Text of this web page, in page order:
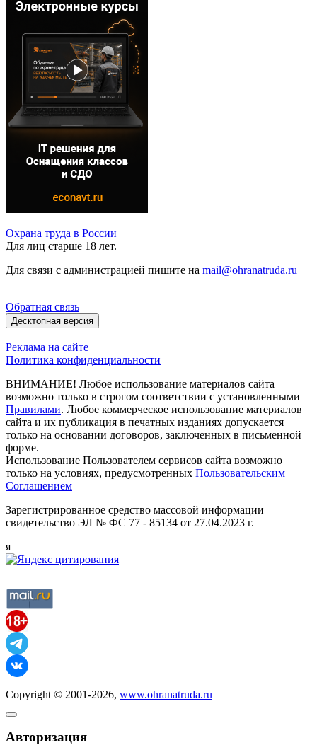
Охрана труда в России
Для лиц старше 18 лет.
Для связи с администрацией пишите на mail@ohranatruda.ru
Обратная связь
Десктопная версия
Реклама на сайте
Политика конфиденциальности
ВНИМАНИЕ! Любое использование материалов сайта
возможно только в строгом соответствии с установленными
Правилами. Любое коммерческое использование материалов
сайта и их публикация в печатных изданиях допускается
только на основании договоров, заключенных в письменной
форме.
Использование Пользователем сервисов сайта возможно
только на условиях, предусмотренных Пользовательским
Соглашением
Зарегистрированное средство массовой информации
свидетельство ЭЛ № ФС 77 - 85134 от 27.04.2023 г.
я
Copyright © 2001-2026, www.ohranatruda.ru
Авторизация